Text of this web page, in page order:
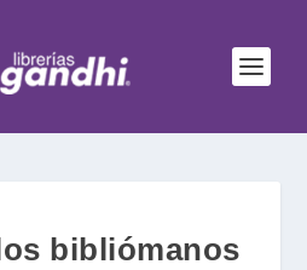
bibliómanos